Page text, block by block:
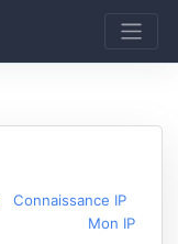
Connaissance IP
Mon IP